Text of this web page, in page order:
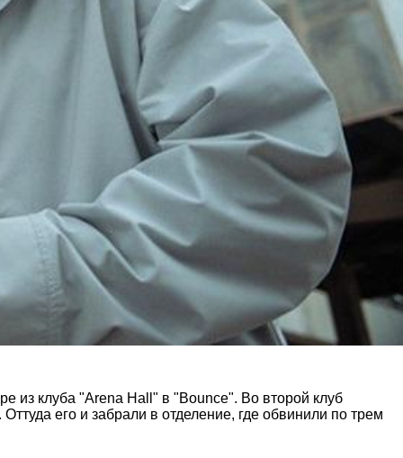
из клуба "Arena Hall" в "Bounce". Во второй клуб
его и забрали в отделение, где обвинили по трем